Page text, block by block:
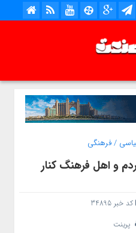
/فرهنگی
و اهل فرهنگ کنار
کد خبر 34895
پرینت